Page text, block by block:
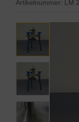
Artikelnummer: LM